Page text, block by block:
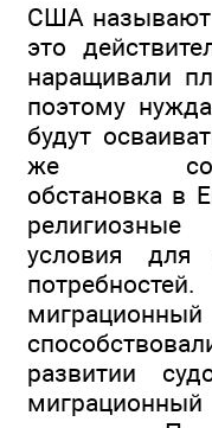
США называют
это
наращивали
поэтому
будут
же
обстановка в
условия для
развитии